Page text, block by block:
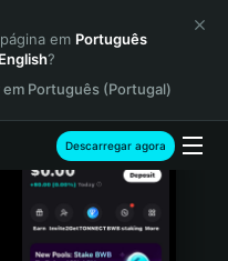
em Português
English?
Português (Portugal)
Descarregar agora